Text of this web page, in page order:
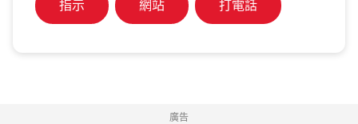
指示 網站 打電話
廣告